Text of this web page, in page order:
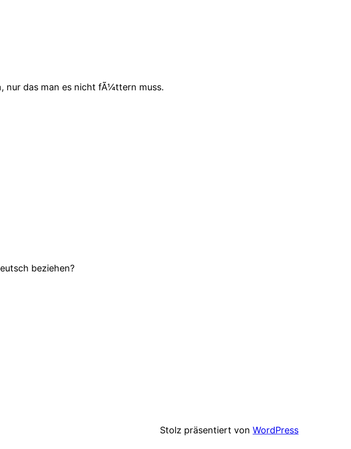
nur das man es nicht fÃ¼ttern muss.
beziehen?
Stolz präsentiert von WordPress